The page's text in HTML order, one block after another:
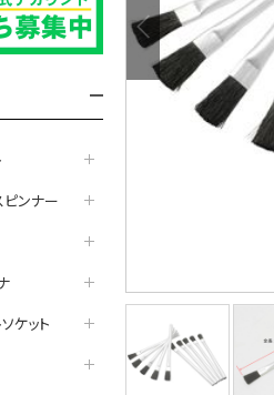
ピンナー
ケット